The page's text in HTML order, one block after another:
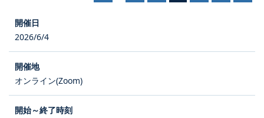
2026/6/4
オンライン(Zoom)